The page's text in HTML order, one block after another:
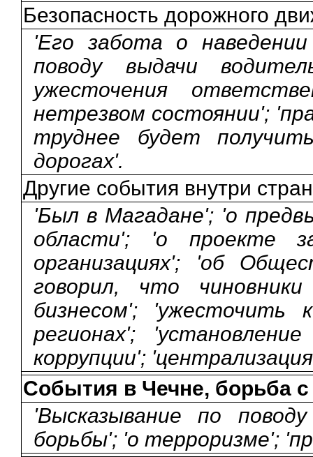
Безопасность дорожного
'Его забота о
поводу выдачи
ужесточения
нетрезвом состоянии';
труднее будет
дорогах'.
Другие события внутри
'Был в Магадане'; 'о
области'; 'о проекте
организациях'; 'об
говорил, что
бизнесом'; 'ужесточить
регионах';
коррупции';
События в Чечне, борьба
'Высказывание по
борьбы'; 'о терроризме';